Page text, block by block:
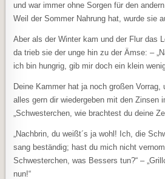
und war immer ohne Sorgen für den
Weil der Sommer Nahrung hat, wurde sie
Aber als der Winter kam und der Flur das
da trieb sie der unge hin zu der Ämse: –
ich bin hungrig, gib mir doch ein klein
Deine Kammer hat ja noch großen Vorrag,
alles gern dir wiedergeben mit den Zinsen
„Schwesterchen, wie brachtest du deine
„Nachbrin, du weißt´s ja wohl! Ich, die
sang beständig; hast du mich nicht
Schwesterchen, was Bessers tun?“ –
nun!“